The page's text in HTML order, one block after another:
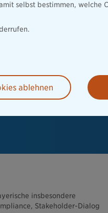
insbesondere
Stakeholder-Dialog
selbst bestimmen, welche
ablehnen